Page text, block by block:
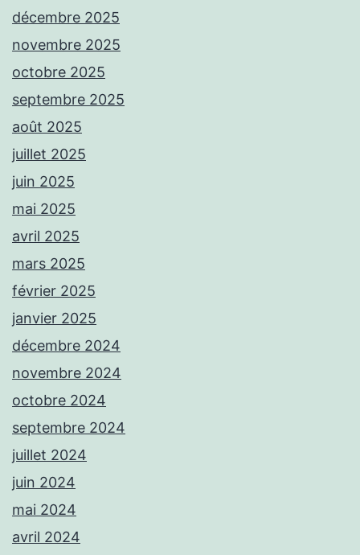
décembre 2025
novembre 2025
octobre 2025
septembre 2025
août 2025
juillet 2025
juin 2025
mai 2025
avril 2025
mars 2025
février 2025
janvier 2025
décembre 2024
novembre 2024
octobre 2024
septembre 2024
juillet 2024
juin 2024
mai 2024
avril 2024